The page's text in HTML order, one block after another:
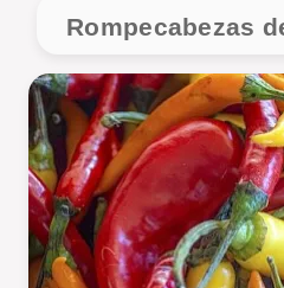
Rompecabezas